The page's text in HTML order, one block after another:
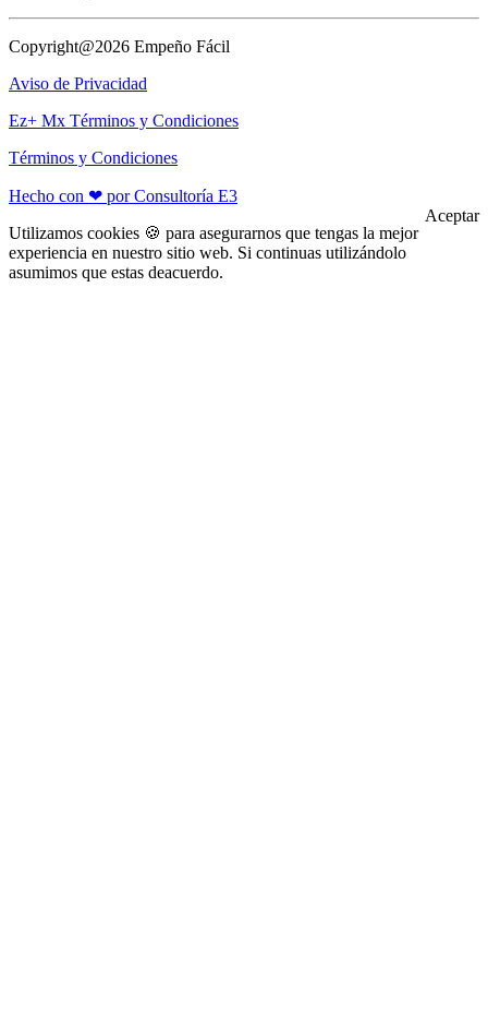
Copyright@2026 Empeño Fácil
Aviso de Privacidad
Ez+ Mx Términos y Condiciones
Términos y Condiciones
Hecho con ❤ por Consultoría E3
Utilizamos cookies 🍪 para asegurarnos que tengas la mejor
experiencia en nuestro sitio web. Si continuas utilizándolo
asumimos que estas deacuerdo.
Aceptar